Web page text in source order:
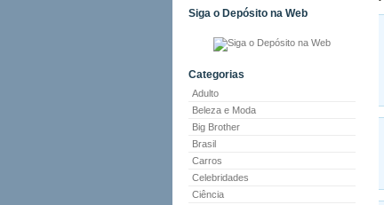
Siga o Depósito na Web
Categorias
Adulto
Beleza e Moda
Big Brother
Brasil
Carros
Celebridades
Ciência